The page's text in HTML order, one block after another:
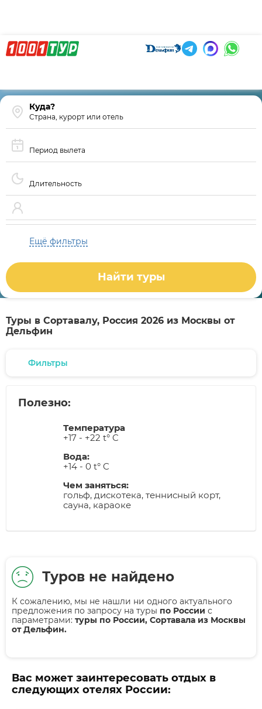
Страна, курорт или отель
Период вылета
Длительность
Ещё фильтры
Найти туры
Туры в Сортавалу, Россия 2026 из Москвы от
Дельфин
Фильтры
Полезно:
Температура
+17 - +22 t° C
Вода:
+14 - 0 t° C
Чем заняться:
гольф, дискотека, теннисный корт,
сауна, караоке
Туров не найдено
К сожалению, мы не нашли ни одного актуального
предложения по запросу на туры по России с
параметрами: туры по России, Сортавала из Москвы
от Дельфин.
Вас может заинтересовать отдых в
следующих отелях России: